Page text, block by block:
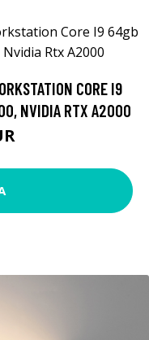
CORE I9
NVIDIA RTX A2000